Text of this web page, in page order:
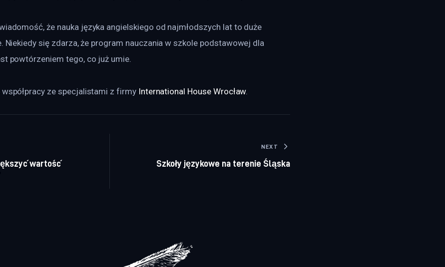
że nauka języka angielskiego od najmłodszych lat to duże
Niekiedy się zdarza, że program nauczania w szkole podstawowej dla
powtórzeniem tego, co już umie.
współpracy ze specjalistami z firmy International House Wrocław.
wartość
NEXT
Szkoły językowe na terenie Śląska